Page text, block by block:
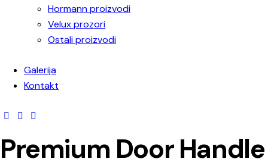
Hormann proizvodi
Velux prozori
Ostali proizvodi
Galerija
Kontakt
Premium Door Handle